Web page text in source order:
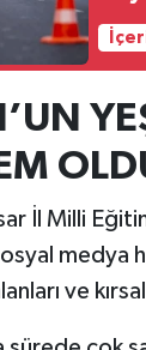
İl Milli
medya
ve